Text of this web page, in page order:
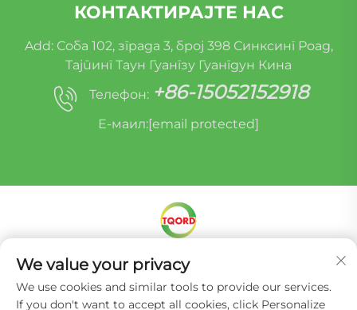
КОНТАКТИРАЈТЕ НАС
Add: Соба 102, зграда 3, број 398 Синксинг Роад,
Тајпинг Таун Гуангзу Гуангдун Кина
Телефон: +86-15052152918
Е-маил:[email protected]
Ауторско право © Мирацле Оруиде (Гуанџоу)
Ауто Парцел Ремануфактуринг Цо, Лтд. -
Политике приватности
We value your privacy
We use cookies and similar tools to provide our services.
If you don't want to accept all cookies, click Personalize